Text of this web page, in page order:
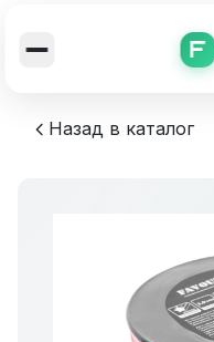
F
Назад в каталог